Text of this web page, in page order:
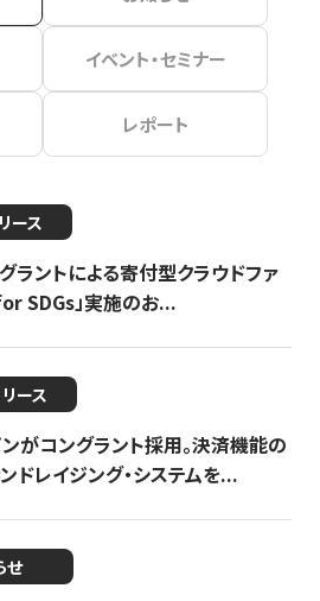
イベント・セミナー
レポート
ース
ラントによる寄付型クラウドファ
SDGs」実施のお...
ース
ンがコングラント採用。決済機能の
ドレイジング・システムを...
せ